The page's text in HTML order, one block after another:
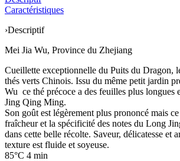
Caractéristiques
›Descriptif
Mei Jia Wu, Province du Zhejiang
Cueillette exceptionnelle du Puits du Dragon,
thés verts Chinois. Issu du même petit jardin
Wu ce thé précoce a des feuilles plus longues
Jing Qing Ming.
Son goût est légèrement plus prononcé mais
fraîcheur et la spécificité des notes du Long
dans cette belle récolte. Saveur, délicatesse et
texture est fluide et soyeuse.
85°C 4 min